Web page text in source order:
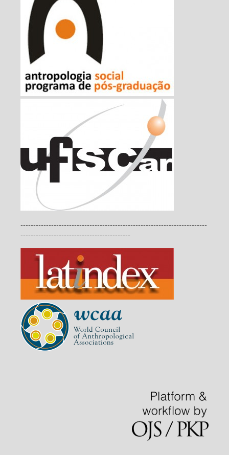
-------------------------------------------------------------------------
-------------------------------------------